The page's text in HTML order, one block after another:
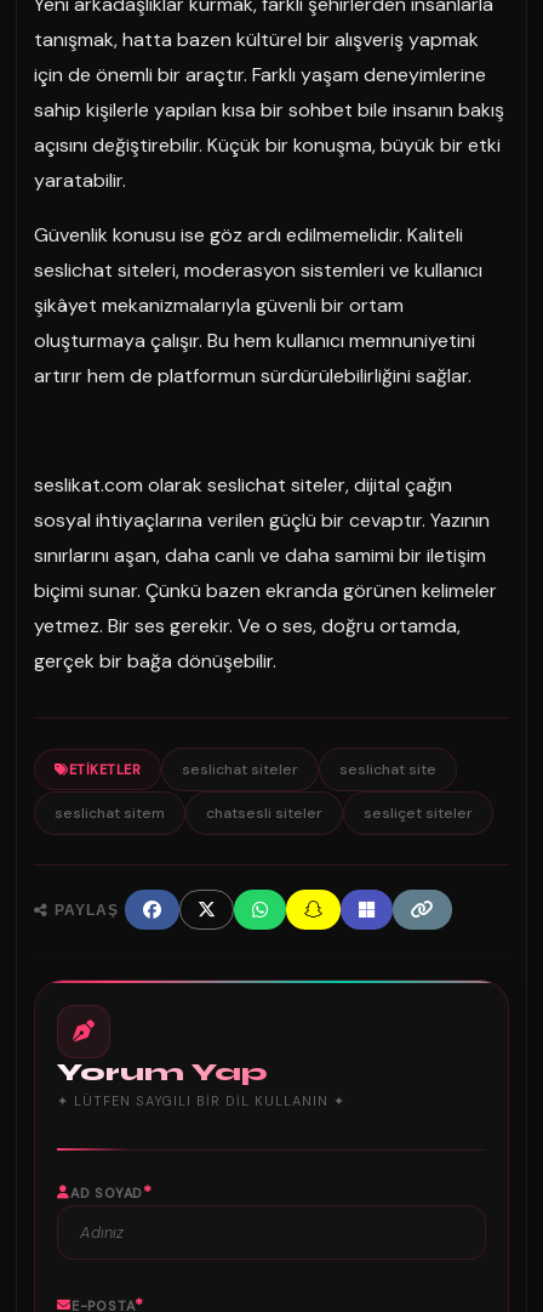
tanışmak, hatta bazen kültürel bir alışveriş yapmak
için de önemli bir araçtır. Farklı yaşam deneyimlerine
sahip kişilerle yapılan kısa bir sohbet bile insanın bakış
açısını değiştirebilir. Küçük bir konuşma, büyük bir etki
yaratabilir.
Güvenlik konusu ise göz ardı edilmemelidir. Kaliteli
seslichat siteleri, moderasyon sistemleri ve kullanıcı
şikâyet mekanizmalarıyla güvenli bir ortam
oluşturmaya çalışır. Bu hem kullanıcı memnuniyetini
artırır hem de platformun sürdürülebilirliğini sağlar.
seslikat.com olarak seslichat siteler, dijital çağın
sosyal ihtiyaçlarına verilen güçlü bir cevaptır. Yazının
sınırlarını aşan, daha canlı ve daha samimi bir iletişim
biçimi sunar. Çünkü bazen ekranda görünen kelimeler
yetmez. Bir ses gerekir. Ve o ses, doğru ortamda,
gerçek bir bağa dönüşebilir.
ETIKETLER seslichat siteler seslichat site
seslichat sitem chatsesli siteler sesliçet siteler
PAYLAŞ
Yorum Yap
✦ LÜTFEN SAYGILI BIR DIL KULLANIN ✦
AD SOYAD*
E-POSTA*